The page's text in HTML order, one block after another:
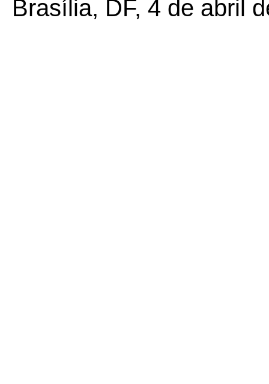
Brasília, DF, 4 de abril